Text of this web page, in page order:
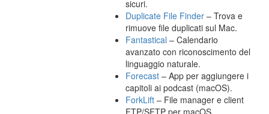
sicuri.
Duplicate File Finder – Trova e
rimuove file duplicati sul Mac.
Fantastical – Calendario
avanzato con riconoscimento del
linguaggio naturale.
Forecast – App per aggiungere i
capitoli ai podcast (macOS).
ForkLift – File manager e client
FTP/SFTP per macOS.